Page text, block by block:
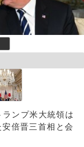
ランプ米大統領は
倍晋三首相と会